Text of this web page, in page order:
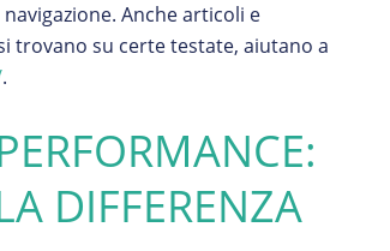
Anche articoli e
trovano su certe testate, aiutano a
.
DIFFERENZA